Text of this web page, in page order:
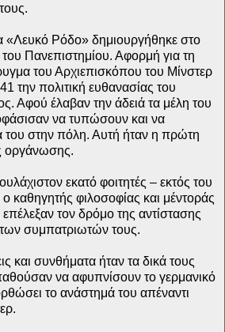
«Λευκό Ρόδο» δημιουργήθηκε στο
Πανεπιστημίου. Αφορμή για τη
του Αρχιεπισκόπου του Μίνστερ
την πολιτική ευθανασίας του
Αφού έλαβαν την άδειά τα μέλη του
να τυπώσουν και να
στην πόλη. Αυτή ήταν η πρώτη
οργάνωσης.
εκατό φοιτητές – εκτός του
καθηγητής φιλοσοφίας και μέντοράς
τον δρόμο της αντίστασης
συμπατριωτών τους.
και συνθήματα ήταν τα δικά τους
να αφυπνίσουν το γερμανικό
το ανάστημά του απέναντι